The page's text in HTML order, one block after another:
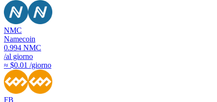
NMC
Namecoin
0.994 NMC
/al giorno
≈ $0.01 /giorno
FB